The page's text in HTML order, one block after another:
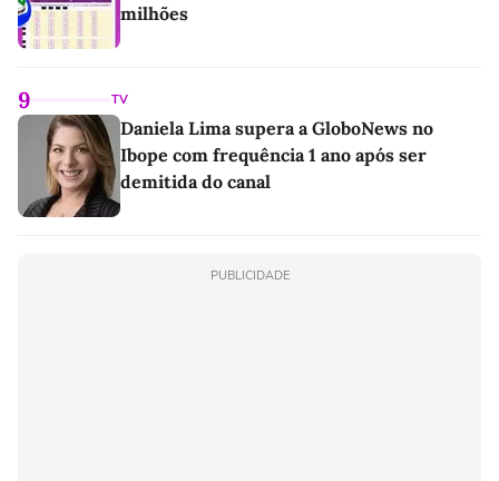
milhões
9 TV
Daniela Lima supera a GloboNews no
Ibope com frequência 1 ano após ser
demitida do canal
PUBLICIDADE